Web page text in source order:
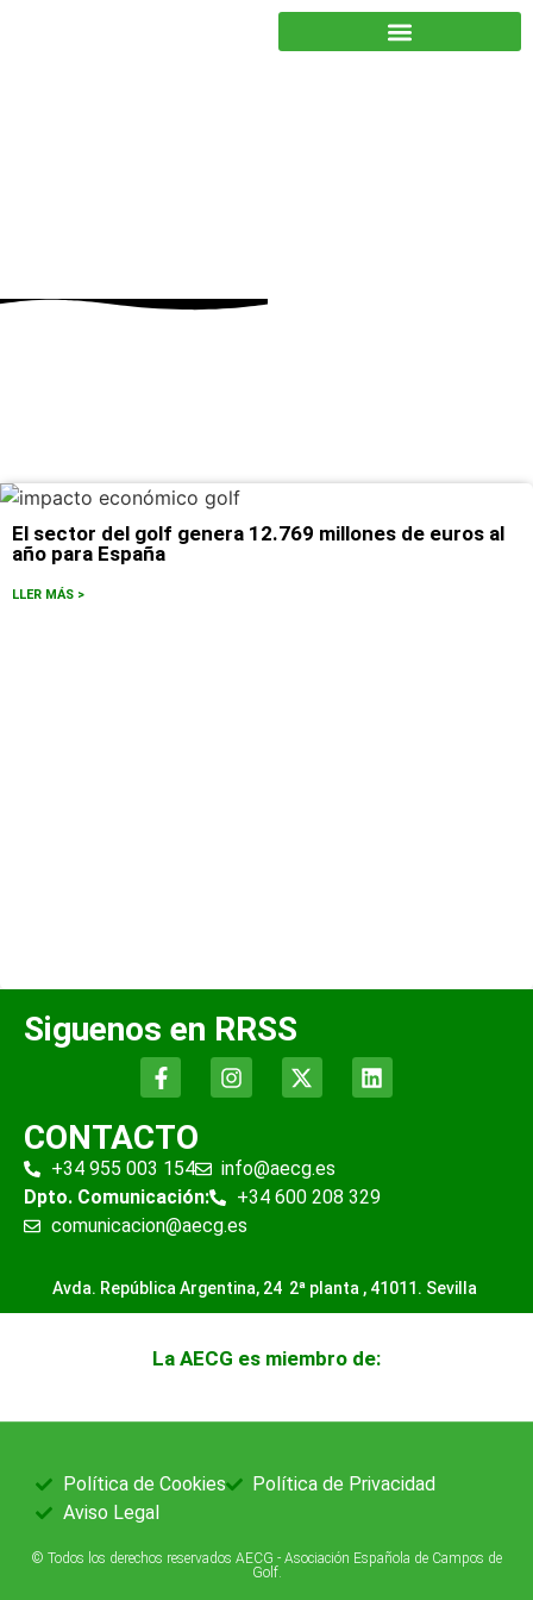
El sector del golf genera 12.769 millones de euros al
año para España
LLER MÁS >
Siguenos en RRSS
CONTACTO
+34 955 003 154
info@aecg.es
Dpto. Comunicación:
+34 600 208 329
comunicacion@aecg.es
Avda. República Argentina, 24 2ª planta , 41011. Sevilla
La AECG es miembro de:
© Todos los derechos reservados AECG - Asociación Española de Campos de
Golf.
Política de Cookies
Política de Privacidad
Aviso Legal